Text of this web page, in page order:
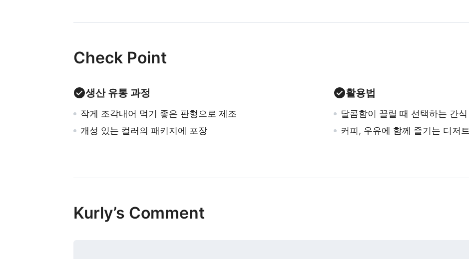
Check Point
생산 유통 과정
작게 조각내어 먹기 좋은 판형으로 제조
개성 있는 컬러의 패키지에 포장
활용법
달콤함이 끌릴 때 선택하는 간식
커피, 우유에 함께 즐기는 디저트
Kurly’s Comment